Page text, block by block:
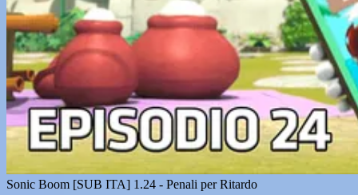
Sonic Boom [SUB ITA] 1.24 - Penali per Ritardo